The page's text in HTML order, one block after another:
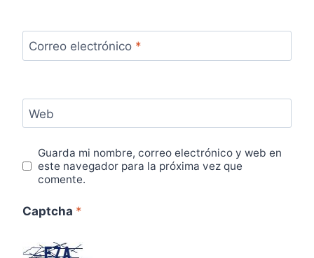
Correo electrónico *
Web
Guarda mi nombre, correo electrónico y web en
este navegador para la próxima vez que
comente.
Captcha *